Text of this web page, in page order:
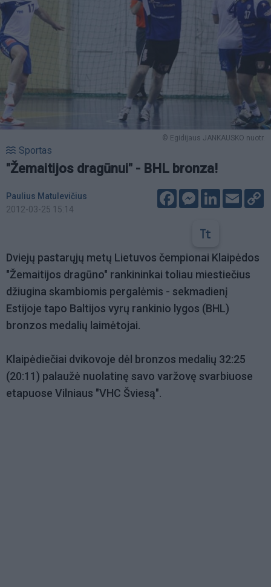
© Egidijaus JANKAUSKO nuotr.
Sportas
"Žemaitijos dragūnui" - BHL bronza!
Paulius Matulevičius
2012-03-25 15:14
FacebookMessenger
LinkedIn
Email
Dviejų pastarųjų metų Lietuvos čempionai Klaipėdos
"Žemaitijos dragūno" rankininkai toliau miestiečius
džiugina skambiomis pergalėmis - sekmadienį
Estijoje tapo Baltijos vyrų rankinio lygos (BHL)
bronzos medalių laimėtojai.
Klaipėdiečiai dvikovoje dėl bronzos medalių 32:25
(20:11) palaužė nuolatinę savo varžovę svarbiuose
etapuose Vilniaus "VHC Šviesą".